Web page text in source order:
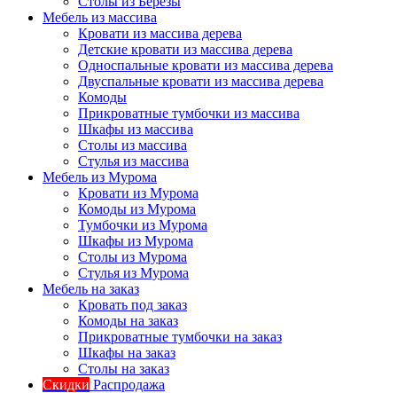
Мебель из массива
Кровати из массива дерева
Детские кровати из массива дерева
Односпальные кровати из массива дерева
Двуспальные кровати из массива дерева
Комоды
Прикроватные тумбочки из массива
Шкафы из массива
Столы из массива
Стулья из массива
Мебель из Мурома
Кровати из Мурома
Комоды из Мурома
Тумбочки из Мурома
Шкафы из Мурома
Столы из Мурома
Стулья из Мурома
Мебель на заказ
Кровать под заказ
Комоды на заказ
Прикроватные тумбочки на заказ
Шкафы на заказ
Столы на заказ
Скидки Распродажа